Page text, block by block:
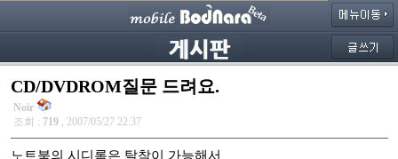
CD/DVDROM질문 드려요.
Noir
조회 : 719 , 2007/05/27 22:37
노트북의 시디롬은 탈착이 가능해서